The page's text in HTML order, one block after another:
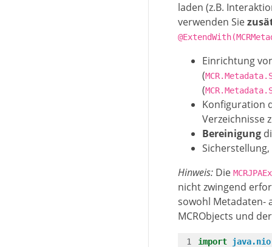
laden (z.B.
verwenden Sie
Einrichtung
(
(
Konfiguration
Verzeichnisse
Bereinigung
Hinweis: Die
nicht zwingend
sowohl Metadaten-
MCRObjects und
import